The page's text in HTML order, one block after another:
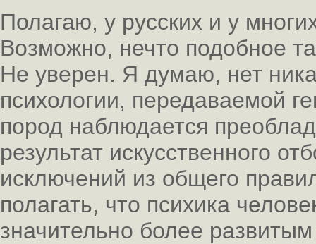
Полагаю, у русских и у
Возможно, нечто подобное
Не уверен. Я думаю, нет
психологии, передаваемой
пород наблюдается
результат искусственного
исключений из общего
полагать, что психика
значительно более